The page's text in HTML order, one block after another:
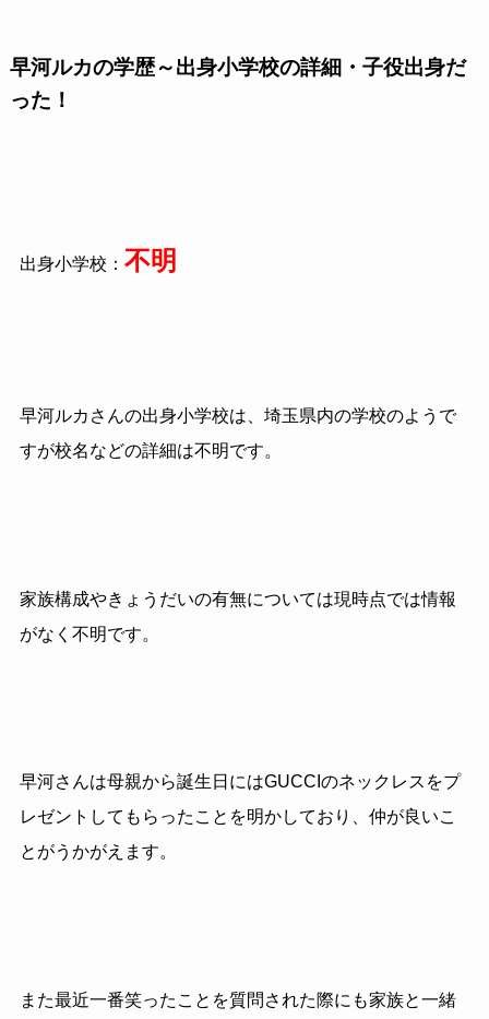
早河ルカの学歴～出身小学校の詳細・子役出身だ
った！
出身小学校： 不明
早河ルカさんの出身小学校は、埼玉県内の学校のようで
すが校名などの詳細は不明です。
家族構成やきょうだいの有無については現時点では情報
がなく不明です。
早河さんは母親から誕生日にはGUCCIのネックレスをプ
レゼントしてもらったことを明かしており、仲が良いこ
とがうかがえます。
また最近一番笑ったことを質問された際にも家族と一緒